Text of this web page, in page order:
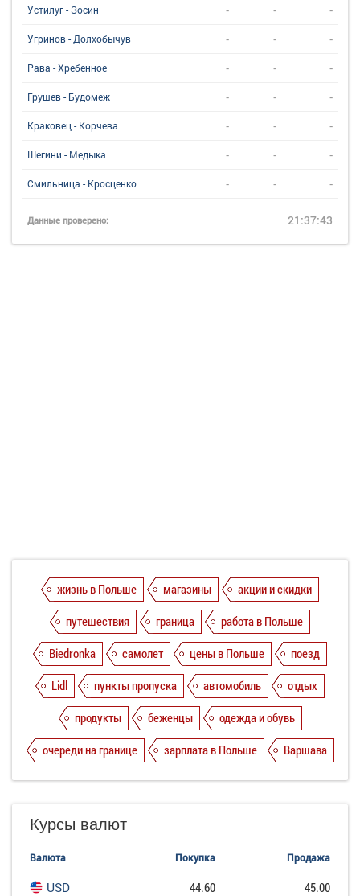
Устилуг - Зосин - - -
Угринов - Долхобычув - - -
Рава - Хребенное - - -
Грушев - Будомеж - - -
Краковец - Корчева - - -
Шегини - Медыка - - -
Смильница - Кросценко - - -
Данные проверено: 21:37:43
жизнь в Польше магазины
акции и скидки
путешествия
граница
работа в Польше
Biedronka
самолет цены в Польше
поезд
Lidl
пункты пропуска автомобиль
отдых
продукты
беженцы
одежда и обувь
очереди на границе
зарплата в Польше Варшава
Курсы валют
Валюта Покупка Продажа
USD 44.60
45.00